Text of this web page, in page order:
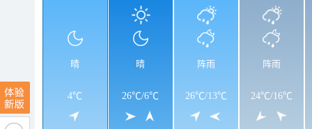
晴
4℃
晴
26℃/6℃
阵雨
26℃/13℃
阵雨
24℃/16℃